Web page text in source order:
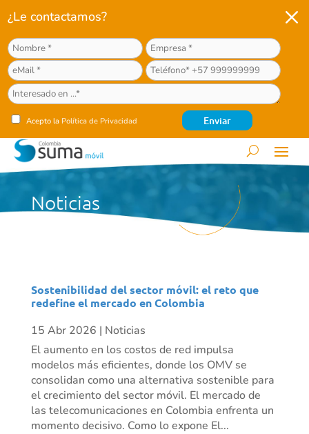
¿Le contactamos?
Acepto la Política de Privacidad
M
Noticias
Sostenibilidad del sector móvil: el reto que
redefine el mercado en Colombia
15 Abr 2026 | Noticias
El aumento en los costos de red impulsa
modelos más eficientes, donde los OMV se
consolidan como una alternativa sostenible para
el crecimiento del sector móvil. El mercado de
las telecomunicaciones en Colombia enfrenta un
momento decisivo. Como lo expone El...